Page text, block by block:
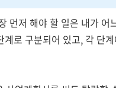
먼저 해야 할 일은 내가 어
로 구분되어 있고, 각 단